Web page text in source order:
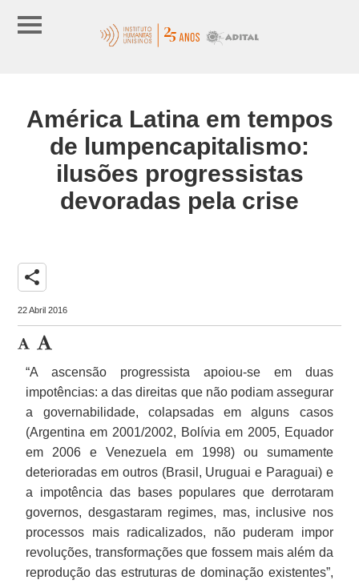
América Latina em tempos
de lumpencapitalismo:
ilusões progressistas
devoradas pela crise
share
22 Abril 2016
“A ascensão progressista apoiou-se em duas
impotências: a das direitas que não podiam assegurar
a governabilidade, colapsadas em alguns casos
(Argentina em 2001/2002, Bolívia em 2005, Equador
em 2006 e Venezuela em 1998) ou sumamente
deterioradas em outros (Brasil, Uruguai e Paraguai) e
a impotência das bases populares que derrotaram
governos, desgastaram regimes, mas, inclusive nos
processos mais radicalizados, não puderam impor
revoluções, transformações que fossem mais além da
reprodução das estruturas de dominação existentes”,